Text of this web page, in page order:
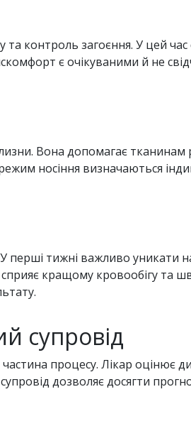
контроль загоєння. У цей
є очікуваними й не
Вона допомагає
носіння визначаються
перші тижні важливо
кращому кровообігу та
супровід
процесу. Лікар оцінює
дозволяє досягти